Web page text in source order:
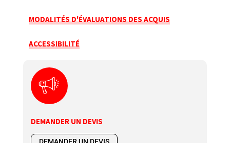
MODALITÉS D'ÉVALUATIONS DES ACQUIS
ACCESSIBILITÉ
DEMANDER UN DEVIS